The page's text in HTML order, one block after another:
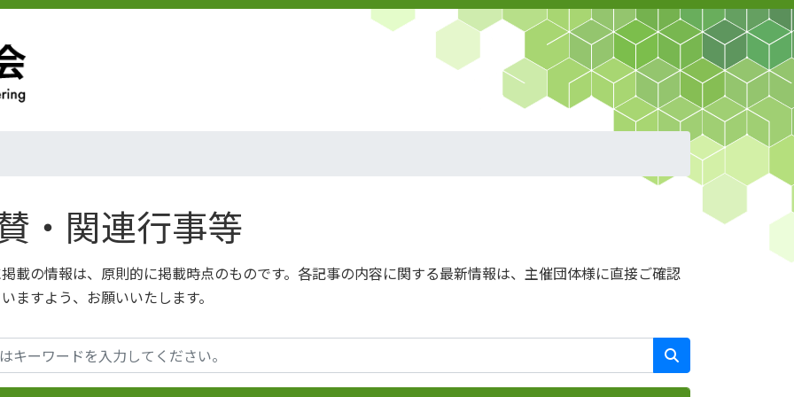
・関連行事等
載の情報は、原則的に掲載時点のものです。各記事の内容に関する最新情報は、主催団体様に直接ご確認
ますよう、お願いいたします。